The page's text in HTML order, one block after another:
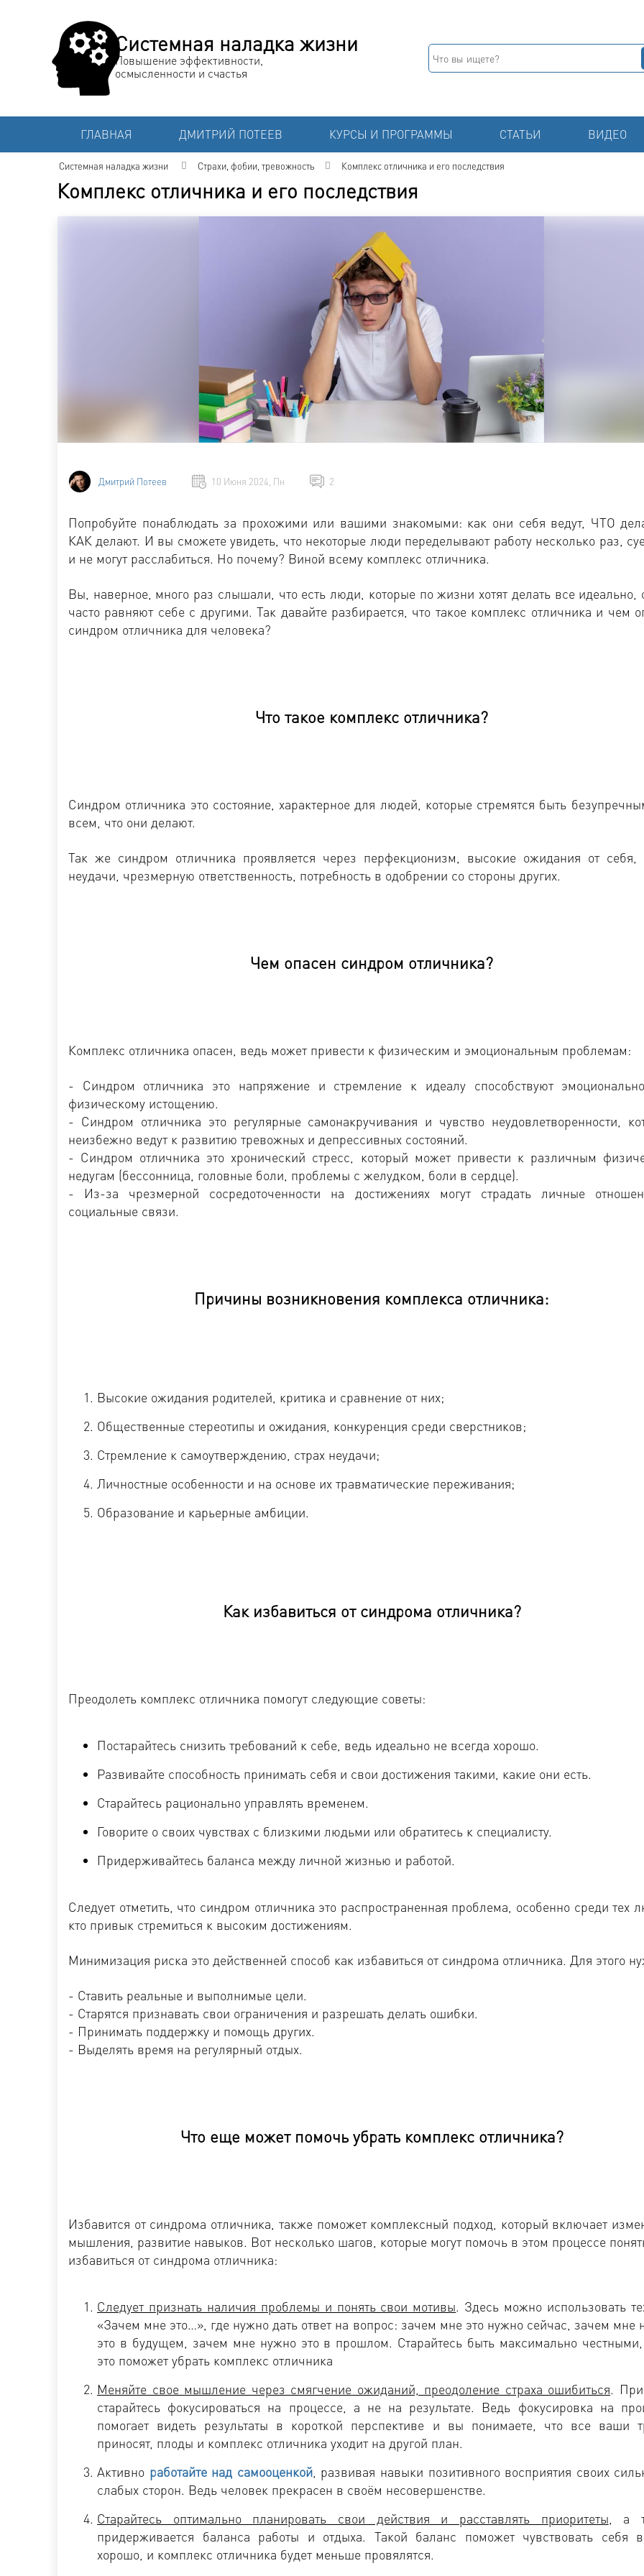
Системная наладка жизни
Повышение эффективности,
осмысленности и счастья
ГЛАВНАЯ ДМИТРИЙ ПОТЕЕВ КУРСЫ И ПРОГРАММЫ СТАТЬИ ВИДЕО
Системная наладка жизни Страхи, фобии, тревожность Комплекс отличника и его последствия
Комплекс отличника и его последствия
Дмитрий Потеев 10 Июня 2024, Пн 2
Попробуйте понаблюдать за прохожими или вашими знакомыми: как они себя ведут, ЧТО
КАК делают. И вы сможете увидеть, что некоторые люди переделывают работу несколько раз,
и не могут расслабиться. Но почему? Виной всему комплекс отличника.
Вы, наверное, много раз слышали, что есть люди, которые по жизни хотят делать все идеально,
часто равняют себе с другими. Так давайте разбирается, что такое комплекс отличника и чем
синдром отличника для человека?
Что такое комплекс отличника?
Синдром отличника это состояние, характерное для людей, которые стремятся быть
всем, что они делают.
Так же синдром отличника проявляется через перфекционизм, высокие ожидания от себя,
неудачи, чрезмерную ответственность, потребность в одобрении со стороны других.
Чем опасен синдром отличника?
Комплекс отличника опасен, ведь может привести к физическим и эмоциональным проблемам:
- Синдром отличника это напряжение и стремление к идеалу способствуют
физическому истощению.
- Синдром отличника это регулярные самонакручивания и чувство неудовлетворенности,
неизбежно ведут к развитию тревожных и депрессивных состояний.
- Синдром отличника это хронический стресс, который может привести к различным
недугам (бессонница, головные боли, проблемы с желудком, боли в сердце).
- Из-за чрезмерной сосредоточенности на достижениях могут страдать личные
социальные связи.
Причины возникновения комплекса отличника:
Высокие ожидания родителей, критика и сравнение от них;
Общественные стереотипы и ожидания, конкуренция среди сверстников;
Стремление к самоутверждению, страх неудачи;
Личностные особенности и на основе их травматические переживания;
Образование и карьерные амбиции.
Как избавиться от синдрома отличника?
Преодолеть комплекс отличника помогут следующие советы:
Постарайтесь снизить требований к себе, ведь идеально не всегда хорошо.
Развивайте способность принимать себя и свои достижения такими, какие они есть.
Старайтесь рационально управлять временем.
Говорите о своих чувствах с близкими людьми или обратитесь к специалисту.
Придерживайтесь баланса между личной жизнью и работой.
Следует отметить, что синдром отличника это распространенная проблема, особенно среди тех
кто привык стремиться к высоким достижениям.
Минимизация риска это действенней способ как избавиться от синдрома отличника. Для этого
- Ставить реальные и выполнимые цели.
- Старятся признавать свои ограничения и разрешать делать ошибки.
- Принимать поддержку и помощь других.
- Выделять время на регулярный отдых.
Что еще может помочь убрать комплекс отличника?
Избавится от синдрома отличника, также поможет комплексный подход, который включает
мышления, развитие навыков. Вот несколько шагов, которые могут помочь в этом процессе
избавиться от синдрома отличника:
Следует признать наличия проблемы и понять свои мотивы. Здесь можно использовать
«Зачем мне это…», где нужно дать ответ на вопрос: зачем мне это нужно сейчас, зачем мне
это в будущем, зачем мне нужно это в прошлом. Старайтесь быть максимально
это поможет убрать комплекс отличника
Меняйте свое мышление через смягчение ожиданий, преодоление страха ошибиться. При
старайтесь фокусироваться на процессе, а не на результате. Ведь фокусировка на
помогает видеть результаты в короткой перспективе и вы понимаете, что все ваши
приносят, плоды и комплекс отличника уходит на другой план.
Активно работайте над самооценкой, развивая навыки позитивного восприятия своих
слабых сторон. Ведь человек прекрасен в своём несовершенстве.
Старайтесь оптимально планировать свои действия и расставлять приоритеты , а
придерживается баланса работы и отдыха. Такой баланс поможет чувствовать себя
хорошо, и комплекс отличника будет меньше провялятся.